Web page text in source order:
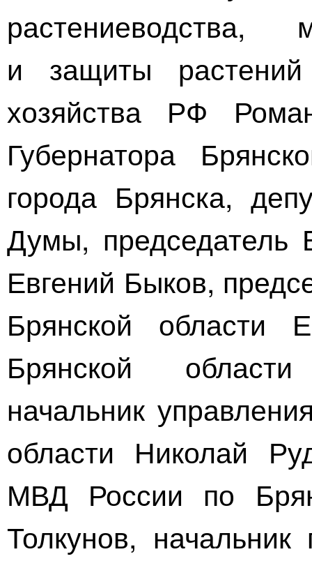
растениеводства,
и защиты растений
хозяйства РФ
Губернатора
города Брянска,
Думы, председатель
Евгений Быков,
Брянской области
Брянской
начальник
области Николай
МВД России по
Толкунов,